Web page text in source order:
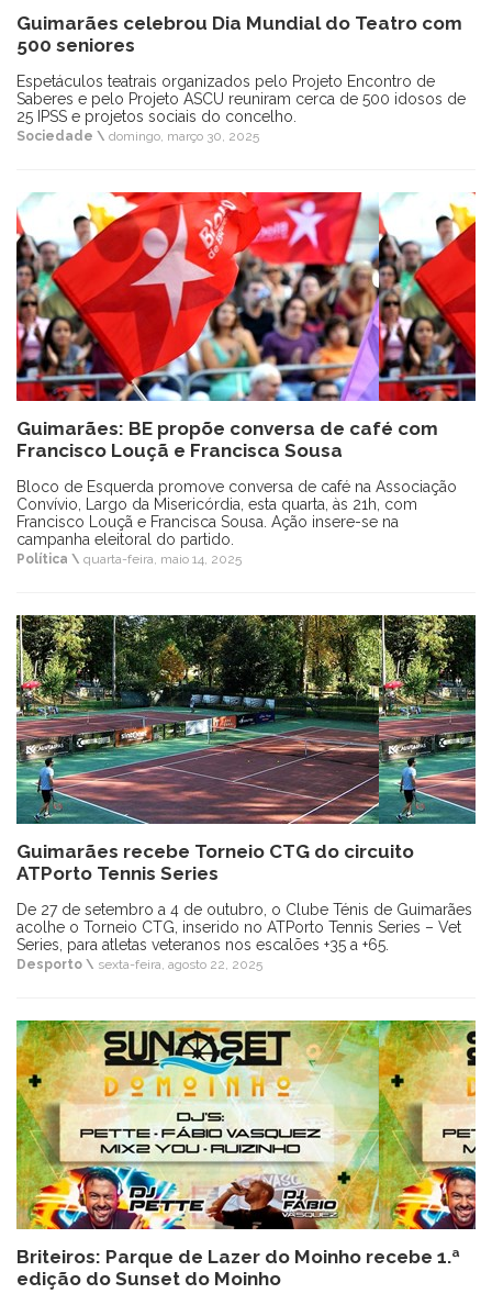
Guimarães celebrou Dia Mundial do Teatro com
500 seniores
Espetáculos teatrais organizados pelo Projeto Encontro de
Saberes e pelo Projeto ASCU reuniram cerca de 500 idosos de
25 IPSS e projetos sociais do concelho.
Sociedade \ domingo, março 30, 2025
Guimarães: BE propõe conversa de café com
Francisco Louçã e Francisca Sousa
Bloco de Esquerda promove conversa de café na Associação
Convívio, Largo da Misericórdia, esta quarta, às 21h, com
Francisco Louçã e Francisca Sousa. Ação insere-se na
campanha eleitoral do partido.
Política \ quarta-feira, maio 14, 2025
Guimarães recebe Torneio CTG do circuito
ATPorto Tennis Series
De 27 de setembro a 4 de outubro, o Clube Ténis de Guimarães
acolhe o Torneio CTG, inserido no ATPorto Tennis Series – Vet
Series, para atletas veteranos nos escalões +35 a +65.
Desporto \ sexta-feira, agosto 22, 2025
Briteiros: Parque de Lazer do Moinho recebe 1.ª
edição do Sunset do Moinho